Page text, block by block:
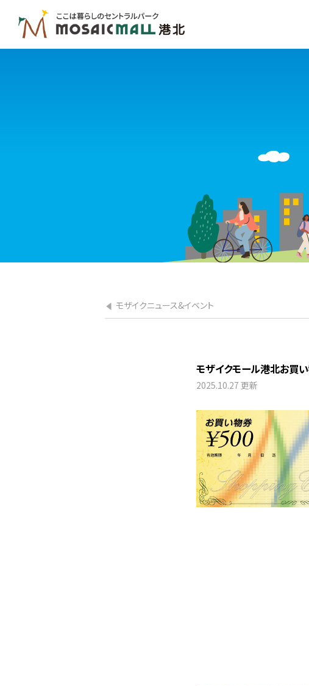
モザイクニュース&イベント
モザイクモール港北お買
2025.10.27 更新